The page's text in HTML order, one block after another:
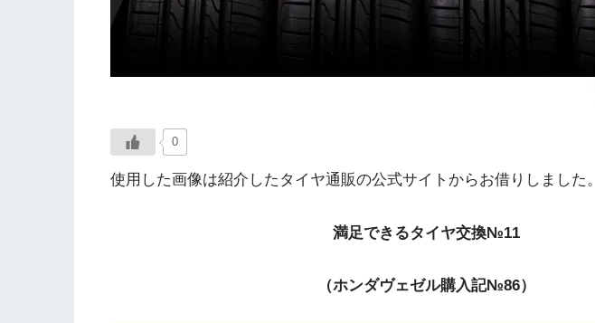
0
使用した画像は紹介したタイヤ通販の公式サイトからお借りしました。
満足できるタイヤ交換№11
（ホンダヴェゼル購入記№86）